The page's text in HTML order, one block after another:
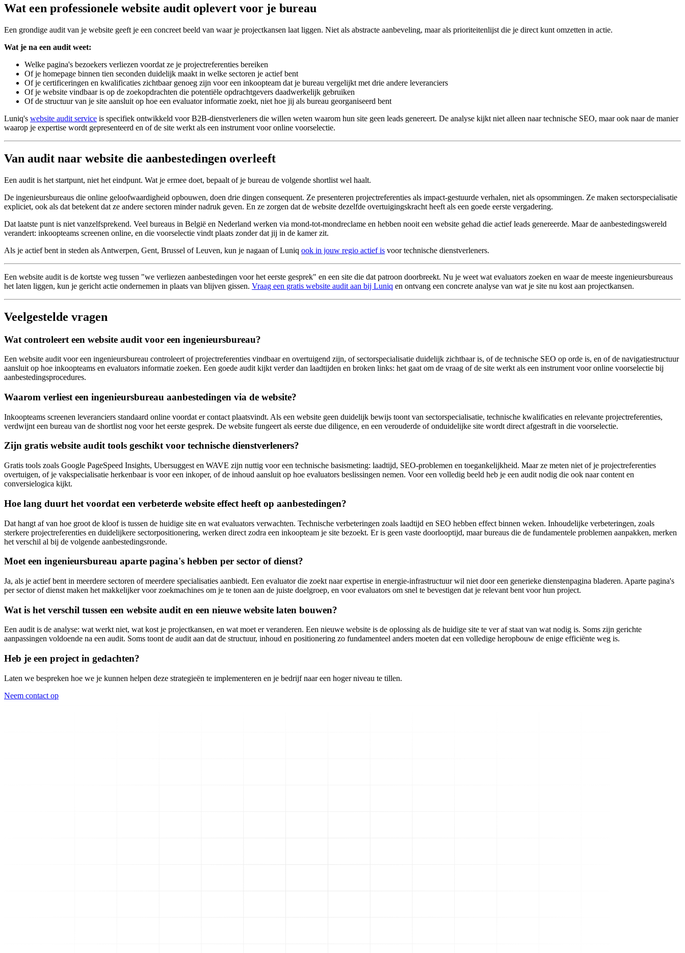
Wat een professionele website audit oplevert voor je bureau
Een grondige audit van je website geeft je een concreet beeld van waar je projectkansen laat liggen. Niet als abstracte aanbeveling, maar als prioriteitenlijst die je direct kunt omzetten in actie.
Wat je na een audit weet:
Welke pagina's bezoekers verliezen voordat ze je projectreferenties bereiken
Of je homepage binnen tien seconden duidelijk maakt in welke sectoren je actief bent
Of je certificeringen en kwalificaties zichtbaar genoeg zijn voor een inkoopteam dat je bureau vergelijkt met drie andere leveranciers
Of je website vindbaar is op de zoekopdrachten die potentiële opdrachtgevers daadwerkelijk gebruiken
Of de structuur van je site aansluit op hoe een evaluator informatie zoekt, niet hoe jij als bureau georganiseerd bent
Luniq's website audit service is specifiek ontwikkeld voor B2B-dienstverleners die willen weten waarom hun site geen leads genereert. De analyse kijkt niet alleen naar technische SEO, maar ook naar de manier
waarop je expertise wordt gepresenteerd en of de site werkt als een instrument voor online voorselectie.
Van audit naar website die aanbestedingen overleeft
Een audit is het startpunt, niet het eindpunt. Wat je ermee doet, bepaalt of je bureau de volgende shortlist wel haalt.
De ingenieursbureaus die online geloofwaardigheid opbouwen, doen drie dingen consequent. Ze presenteren projectreferenties als impact-gestuurde verhalen, niet als opsommingen. Ze maken sectorspecialisatie
expliciet, ook als dat betekent dat ze andere sectoren minder nadruk geven. En ze zorgen dat de website dezelfde overtuigingskracht heeft als een goede eerste vergadering.
Dat laatste punt is niet vanzelfsprekend. Veel bureaus in België en Nederland werken via mond-tot-mondreclame en hebben nooit een website gehad die actief leads genereerde. Maar de aanbestedingswereld
verandert: inkoopteams screenen online, en die voorselectie vindt plaats zonder dat jij in de kamer zit.
Als je actief bent in steden als Antwerpen, Gent, Brussel of Leuven, kun je nagaan of Luniq ook in jouw regio actief is voor technische dienstverleners.
Een website audit is de kortste weg tussen "we verliezen aanbestedingen voor het eerste gesprek" en een site die dat patroon doorbreekt. Nu je weet wat evaluators zoeken en waar de meeste ingenieursbureaus
het laten liggen, kun je gericht actie ondernemen in plaats van blijven gissen. Vraag een gratis website audit aan bij Luniq en ontvang een concrete analyse van wat je site nu kost aan projectkansen.
Veelgestelde vragen
Wat controleert een website audit voor een ingenieursbureau?
Een website audit voor een ingenieursbureau controleert of projectreferenties vindbaar en overtuigend zijn, of sectorspecialisatie duidelijk zichtbaar is, of de technische SEO op orde is, en of de navigatiestructuur
aansluit op hoe inkoopteams en evaluators informatie zoeken. Een goede audit kijkt verder dan laadtijden en broken links: het gaat om de vraag of de site werkt als een instrument voor online voorselectie bij
aanbestedingsprocedures.
Waarom verliest een ingenieursbureau aanbestedingen via de website?
Inkoopteams screenen leveranciers standaard online voordat er contact plaatsvindt. Als een website geen duidelijk bewijs toont van sectorspecialisatie, technische kwalificaties en relevante projectreferenties,
verdwijnt een bureau van de shortlist nog voor het eerste gesprek. De website fungeert als eerste due diligence, en een verouderde of onduidelijke site wordt direct afgestraft in die voorselectie.
Zijn gratis website audit tools geschikt voor technische dienstverleners?
Gratis tools zoals Google PageSpeed Insights, Ubersuggest en WAVE zijn nuttig voor een technische basismeting: laadtijd, SEO-problemen en toegankelijkheid. Maar ze meten niet of je projectreferenties
overtuigen, of je vakspecialisatie herkenbaar is voor een inkoper, of de inhoud aansluit op hoe evaluators beslissingen nemen. Voor een volledig beeld heb je een audit nodig die ook naar content en
conversielogica kijkt.
Hoe lang duurt het voordat een verbeterde website effect heeft op aanbestedingen?
Dat hangt af van hoe groot de kloof is tussen de huidige site en wat evaluators verwachten. Technische verbeteringen zoals laadtijd en SEO hebben effect binnen weken. Inhoudelijke verbeteringen, zoals
sterkere projectreferenties en duidelijkere sectorpositionering, werken direct zodra een inkoopteam je site bezoekt. Er is geen vaste doorlooptijd, maar bureaus die de fundamentele problemen aanpakken, merken
het verschil al bij de volgende aanbestedingsronde.
Moet een ingenieursbureau aparte pagina's hebben per sector of dienst?
Ja, als je actief bent in meerdere sectoren of meerdere specialisaties aanbiedt. Een evaluator die zoekt naar expertise in energie-infrastructuur wil niet door een generieke dienstenpagina bladeren. Aparte pagina's
per sector of dienst maken het makkelijker voor zoekmachines om je te tonen aan de juiste doelgroep, en voor evaluators om snel te bevestigen dat je relevant bent voor hun project.
Wat is het verschil tussen een website audit en een nieuwe website laten bouwen?
Een audit is de analyse: wat werkt niet, wat kost je projectkansen, en wat moet er veranderen. Een nieuwe website is de oplossing als de huidige site te ver af staat van wat nodig is. Soms zijn gerichte
aanpassingen voldoende na een audit. Soms toont de audit aan dat de structuur, inhoud en positionering zo fundamenteel anders moeten dat een volledige heropbouw de enige efficiënte weg is.
Heb je een project in gedachten?
Laten we bespreken hoe we je kunnen helpen deze strategieën te implementeren en je bedrijf naar een hoger niveau te tillen.
Neem contact op